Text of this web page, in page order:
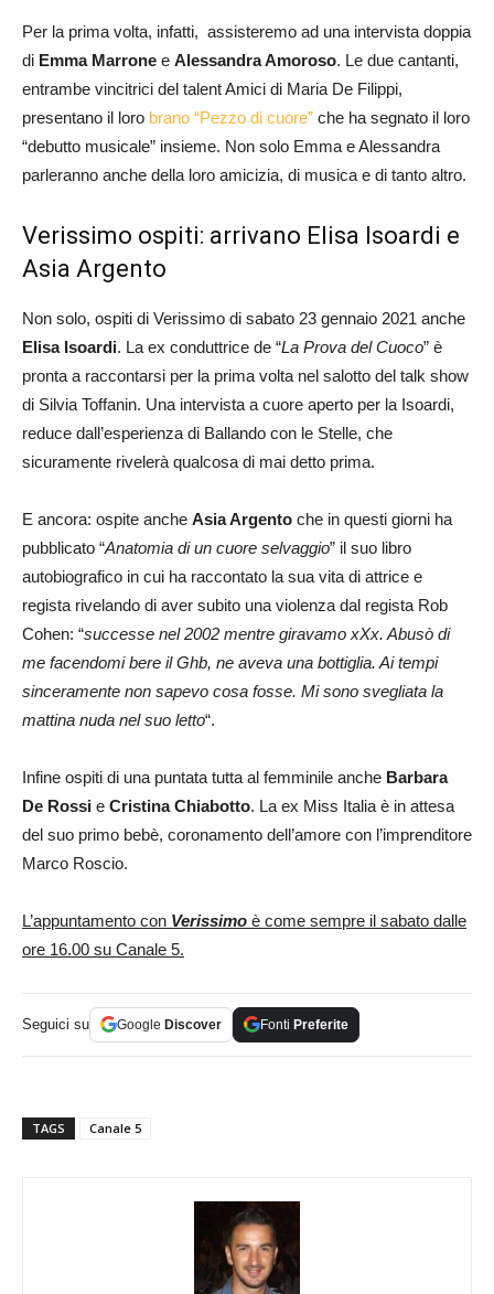
Per la prima volta, infatti, assisteremo ad una intervista doppia
di Emma Marrone e Alessandra Amoroso. Le due cantanti,
entrambe vincitrici del talent Amici di Maria De Filippi,
presentano il loro brano “Pezzo di cuore” che ha segnato il loro
“debutto musicale” insieme. Non solo Emma e Alessandra
parleranno anche della loro amicizia, di musica e di tanto altro.
Verissimo ospiti: arrivano Elisa Isoardi e
Asia Argento
Non solo, ospiti di Verissimo di sabato 23 gennaio 2021 anche
Elisa Isoardi. La ex conduttrice de “La Prova del Cuoco” è
pronta a raccontarsi per la prima volta nel salotto del talk show
di Silvia Toffanin. Una intervista a cuore aperto per la Isoardi,
reduce dall’esperienza di Ballando con le Stelle, che
sicuramente rivelerà qualcosa di mai detto prima.
E ancora: ospite anche Asia Argento che in questi giorni ha
pubblicato “Anatomia di un cuore selvaggio” il suo libro
autobiografico in cui ha raccontato la sua vita di attrice e
regista rivelando di aver subito una violenza dal regista Rob
Cohen: “successe nel 2002 mentre giravamo xXx. Abusò di
me facendomi bere il Ghb, ne aveva una bottiglia. Ai tempi
sinceramente non sapevo cosa fosse. Mi sono svegliata la
mattina nuda nel suo letto“.
Infine ospiti di una puntata tutta al femminile anche Barbara
De Rossi e Cristina Chiabotto. La ex Miss Italia è in attesa
del suo primo bebè, coronamento dell’amore con l’imprenditore
Marco Roscio.
L’appuntamento con Verissimo è come sempre il sabato dalle
ore 16.00 su Canale 5.
Seguici su Google Discover Fonti Preferite
TAGS Canale 5